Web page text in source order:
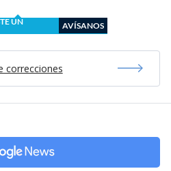
UN
AVÍSANOS
correcciones